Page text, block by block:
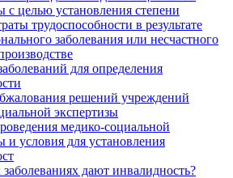
с целью установления степени
трудоспособности в результате
заболевания или несчастного
для определения
решений учреждений
экспертизы
медико-социальной
и условия для установления
дают инвалидность?